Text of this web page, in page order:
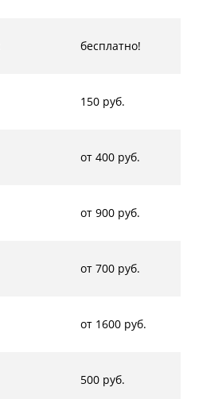
бесплатно!
150 руб.
от 400 руб.
от 900 руб.
от 700 руб.
от 1600 руб.
500 руб.